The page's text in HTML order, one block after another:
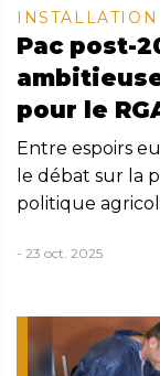
INSTALLATION
Pac post-
pour le
Entre espoirs
le débat sur la
politique
- 23 oct. 2025